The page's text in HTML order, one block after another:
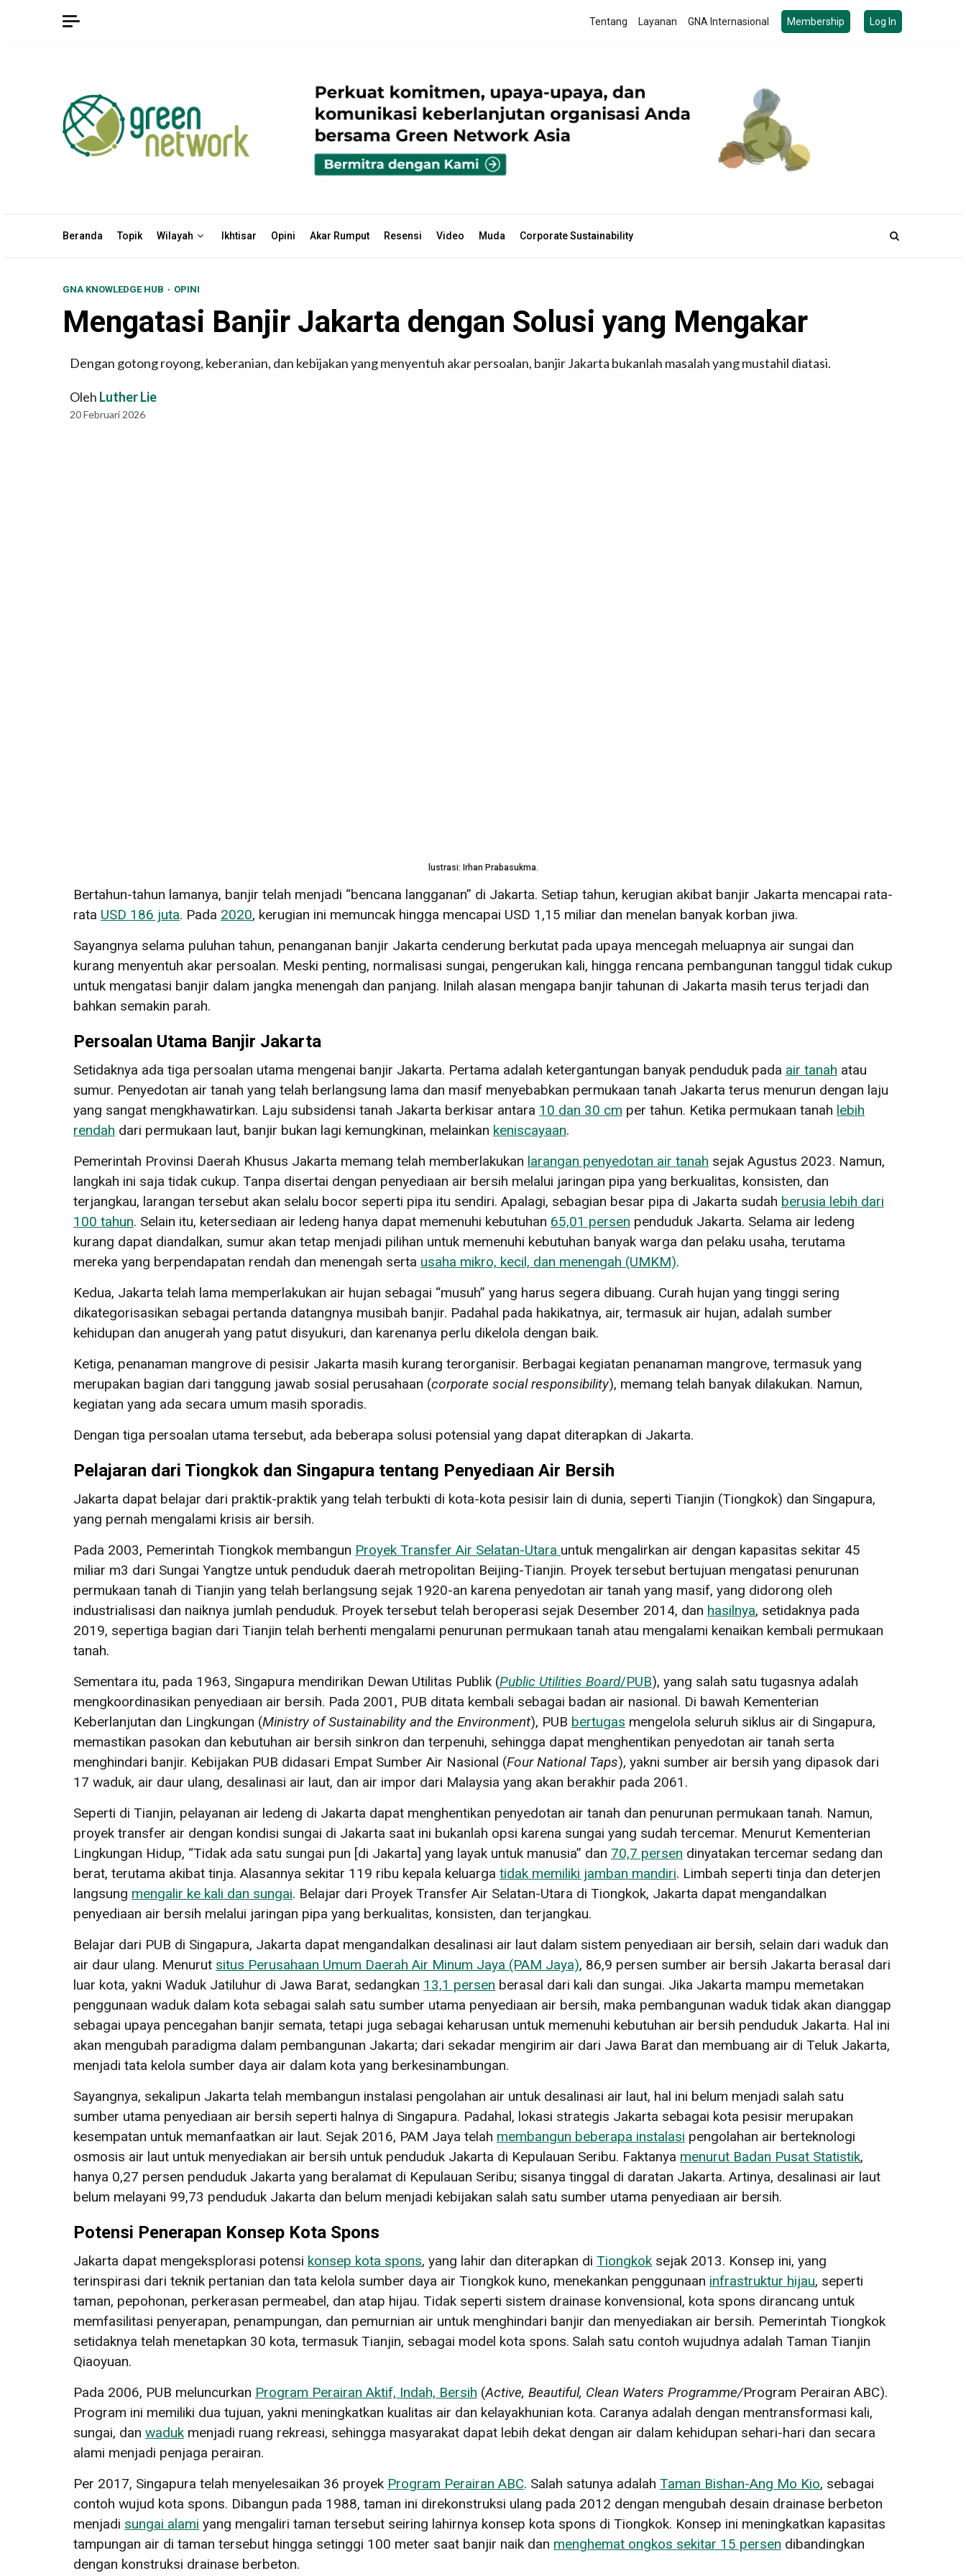
Tentang Layanan GNA Internasional Membership Log In
Beranda Topik Wilayah Ikhtisar Opini Akar Rumput Resensi Video Muda Corporate Sustainability
GNA KNOWLEDGE HUB OPINI
Mengatasi Banjir Jakarta dengan Solusi yang Mengakar
Dengan gotong royong, keberanian, dan kebijakan yang menyentuh akar persoalan, banjir Jakarta bukanlah masalah yang mustahil diatasi.
Oleh Luther Lie
20 Februari 2026
lustrasi: Irhan Prabasukma.
Bertahun-tahun lamanya, banjir telah menjadi “bencana langganan” di Jakarta. Setiap tahun, kerugian akibat banjir Jakarta mencapai rata-
rata USD 186 juta. Pada 2020, kerugian ini memuncak hingga mencapai USD 1,15 miliar dan menelan banyak korban jiwa.
Sayangnya selama puluhan tahun, penanganan banjir Jakarta cenderung berkutat pada upaya mencegah meluapnya air sungai dan
kurang menyentuh akar persoalan. Meski penting, normalisasi sungai, pengerukan kali, hingga rencana pembangunan tanggul tidak cukup
untuk mengatasi banjir dalam jangka menengah dan panjang. Inilah alasan mengapa banjir tahunan di Jakarta masih terus terjadi dan
bahkan semakin parah.
Persoalan Utama Banjir Jakarta
Setidaknya ada tiga persoalan utama mengenai banjir Jakarta. Pertama adalah ketergantungan banyak penduduk pada air tanah atau
sumur. Penyedotan air tanah yang telah berlangsung lama dan masif menyebabkan permukaan tanah Jakarta terus menurun dengan laju
yang sangat mengkhawatirkan. Laju subsidensi tanah Jakarta berkisar antara 10 dan 30 cm per tahun. Ketika permukaan tanah lebih
rendah dari permukaan laut, banjir bukan lagi kemungkinan, melainkan keniscayaan.
Pemerintah Provinsi Daerah Khusus Jakarta memang telah memberlakukan larangan penyedotan air tanah sejak Agustus 2023. Namun,
langkah ini saja tidak cukup. Tanpa disertai dengan penyediaan air bersih melalui jaringan pipa yang berkualitas, konsisten, dan
terjangkau, larangan tersebut akan selalu bocor seperti pipa itu sendiri. Apalagi, sebagian besar pipa di Jakarta sudah berusia lebih dari
100 tahun. Selain itu, ketersediaan air ledeng hanya dapat memenuhi kebutuhan 65,01 persen penduduk Jakarta. Selama air ledeng
kurang dapat diandalkan, sumur akan tetap menjadi pilihan untuk memenuhi kebutuhan banyak warga dan pelaku usaha, terutama
mereka yang berpendapatan rendah dan menengah serta usaha mikro, kecil, dan menengah (UMKM).
Kedua, Jakarta telah lama memperlakukan air hujan sebagai “musuh” yang harus segera dibuang. Curah hujan yang tinggi sering
dikategorisasikan sebagai pertanda datangnya musibah banjir. Padahal pada hakikatnya, air, termasuk air hujan, adalah sumber
kehidupan dan anugerah yang patut disyukuri, dan karenanya perlu dikelola dengan baik.
Ketiga, penanaman mangrove di pesisir Jakarta masih kurang terorganisir. Berbagai kegiatan penanaman mangrove, termasuk yang
merupakan bagian dari tanggung jawab sosial perusahaan (corporate social responsibility), memang telah banyak dilakukan. Namun,
kegiatan yang ada secara umum masih sporadis.
Dengan tiga persoalan utama tersebut, ada beberapa solusi potensial yang dapat diterapkan di Jakarta.
Pelajaran dari Tiongkok dan Singapura tentang Penyediaan Air Bersih
Jakarta dapat belajar dari praktik-praktik yang telah terbukti di kota-kota pesisir lain di dunia, seperti Tianjin (Tiongkok) dan Singapura,
yang pernah mengalami krisis air bersih.
Pada 2003, Pemerintah Tiongkok membangun Proyek Transfer Air Selatan-Utara untuk mengalirkan air dengan kapasitas sekitar 45
miliar m3 dari Sungai Yangtze untuk penduduk daerah metropolitan Beijing-Tianjin. Proyek tersebut bertujuan mengatasi penurunan
permukaan tanah di Tianjin yang telah berlangsung sejak 1920-an karena penyedotan air tanah yang masif, yang didorong oleh
industrialisasi dan naiknya jumlah penduduk. Proyek tersebut telah beroperasi sejak Desember 2014, dan hasilnya, setidaknya pada
2019, sepertiga bagian dari Tianjin telah berhenti mengalami penurunan permukaan tanah atau mengalami kenaikan kembali permukaan
tanah.
Sementara itu, pada 1963, Singapura mendirikan Dewan Utilitas Publik (Public Utilities Board/PUB), yang salah satu tugasnya adalah
mengkoordinasikan penyediaan air bersih. Pada 2001, PUB ditata kembali sebagai badan air nasional. Di bawah Kementerian
Keberlanjutan dan Lingkungan (Ministry of Sustainability and the Environment), PUB bertugas mengelola seluruh siklus air di Singapura,
memastikan pasokan dan kebutuhan air bersih sinkron dan terpenuhi, sehingga dapat menghentikan penyedotan air tanah serta
menghindari banjir. Kebijakan PUB didasari Empat Sumber Air Nasional (Four National Taps), yakni sumber air bersih yang dipasok dari
17 waduk, air daur ulang, desalinasi air laut, dan air impor dari Malaysia yang akan berakhir pada 2061.
Seperti di Tianjin, pelayanan air ledeng di Jakarta dapat menghentikan penyedotan air tanah dan penurunan permukaan tanah. Namun,
proyek transfer air dengan kondisi sungai di Jakarta saat ini bukanlah opsi karena sungai yang sudah tercemar. Menurut Kementerian
Lingkungan Hidup, “Tidak ada satu sungai pun [di Jakarta] yang layak untuk manusia” dan 70,7 persen dinyatakan tercemar sedang dan
berat, terutama akibat tinja. Alasannya sekitar 119 ribu kepala keluarga tidak memiliki jamban mandiri. Limbah seperti tinja dan deterjen
langsung mengalir ke kali dan sungai. Belajar dari Proyek Transfer Air Selatan-Utara di Tiongkok, Jakarta dapat mengandalkan
penyediaan air bersih melalui jaringan pipa yang berkualitas, konsisten, dan terjangkau.
Belajar dari PUB di Singapura, Jakarta dapat mengandalkan desalinasi air laut dalam sistem penyediaan air bersih, selain dari waduk dan
air daur ulang. Menurut situs Perusahaan Umum Daerah Air Minum Jaya (PAM Jaya), 86,9 persen sumber air bersih Jakarta berasal dari
luar kota, yakni Waduk Jatiluhur di Jawa Barat, sedangkan 13,1 persen berasal dari kali dan sungai. Jika Jakarta mampu memetakan
penggunaan waduk dalam kota sebagai salah satu sumber utama penyediaan air bersih, maka pembangunan waduk tidak akan dianggap
sebagai upaya pencegahan banjir semata, tetapi juga sebagai keharusan untuk memenuhi kebutuhan air bersih penduduk Jakarta. Hal ini
akan mengubah paradigma dalam pembangunan Jakarta; dari sekadar mengirim air dari Jawa Barat dan membuang air di Teluk Jakarta,
menjadi tata kelola sumber daya air dalam kota yang berkesinambungan.
Sayangnya, sekalipun Jakarta telah membangun instalasi pengolahan air untuk desalinasi air laut, hal ini belum menjadi salah satu
sumber utama penyediaan air bersih seperti halnya di Singapura. Padahal, lokasi strategis Jakarta sebagai kota pesisir merupakan
kesempatan untuk memanfaatkan air laut. Sejak 2016, ​​PAM Jaya telah membangun beberapa instalasi pengolahan air berteknologi
osmosis air laut untuk menyediakan air bersih untuk penduduk Jakarta di Kepulauan Seribu. Faktanya menurut Badan Pusat Statistik,
hanya 0,27 persen penduduk Jakarta yang beralamat di Kepulauan Seribu; sisanya tinggal di daratan Jakarta. Artinya, desalinasi air laut
belum melayani 99,73 penduduk Jakarta dan belum menjadi kebijakan salah satu sumber utama penyediaan air bersih.
Potensi Penerapan Konsep Kota Spons
Jakarta dapat mengeksplorasi potensi konsep kota spons, yang lahir dan diterapkan di Tiongkok sejak 2013. Konsep ini, yang
terinspirasi dari teknik pertanian dan tata kelola sumber daya air Tiongkok kuno, menekankan penggunaan infrastruktur hijau, seperti
taman, pepohonan, perkerasan permeabel, dan atap hijau. Tidak seperti sistem drainase konvensional, kota spons dirancang untuk
memfasilitasi penyerapan, penampungan, dan pemurnian air untuk menghindari banjir dan menyediakan air bersih. Pemerintah Tiongkok
setidaknya telah menetapkan 30 kota, termasuk Tianjin, sebagai model kota spons. Salah satu contoh wujudnya adalah Taman Tianjin
Qiaoyuan.
Pada 2006, PUB meluncurkan Program Perairan Aktif, Indah, Bersih (Active, Beautiful, Clean Waters Programme/Program Perairan ABC).
Program ini memiliki dua tujuan, yakni meningkatkan kualitas air dan kelayakhunian kota. Caranya adalah dengan mentransformasi kali,
sungai, dan waduk menjadi ruang rekreasi, sehingga masyarakat dapat lebih dekat dengan air dalam kehidupan sehari-hari dan secara
alami menjadi penjaga perairan.
Per 2017, Singapura telah menyelesaikan 36 proyek Program Perairan ABC. Salah satunya adalah Taman Bishan-Ang Mo Kio, sebagai
contoh wujud kota spons. Dibangun pada 1988, taman ini direkonstruksi ulang pada 2012 dengan mengubah desain drainase berbeton
menjadi sungai alami yang mengaliri taman tersebut seiring lahirnya konsep kota spons di Tiongkok. Konsep ini meningkatkan kapasitas
tampungan air di taman tersebut hingga setinggi 100 meter saat banjir naik dan menghemat ongkos sekitar 15 persen dibandingkan
dengan konstruksi drainase berbeton.